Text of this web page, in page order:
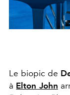
Le biopic de
à Elton John